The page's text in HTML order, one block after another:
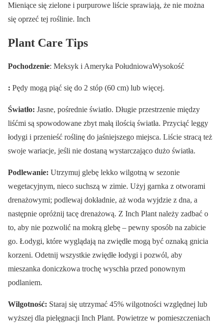
Mieniące się zielone i purpurowe liście sprawiają, że nie można
się oprzeć tej roślinie. Inch
Plant Care Tips
Pochodzenie: Meksyk i Ameryka PołudniowaWysokość
: Pędy mogą piąć się do 2 stóp (60 cm) lub więcej.
Światło: Jasne, pośrednie światło. Długie przestrzenie między
liśćmi są spowodowane zbyt małą ilością światła. Przyciąć leggy
łodygi i przenieść roślinę do jaśniejszego miejsca. Liście stracą też
swoje wariacje, jeśli nie dostaną wystarczająco dużo światła.
Podlewanie: Utrzymuj glebę lekko wilgotną w sezonie
wegetacyjnym, nieco suchszą w zimie. Użyj garnka z otworami
drenażowymi; podlewaj dokładnie, aż woda wyjdzie z dna, a
następnie opróżnij tacę drenażową. Z Inch Plant należy zadbać o
to, aby nie pozwolić na mokrą glebę – pewny sposób na zabicie
go. Łodygi, które wyglądają na zwiędłe mogą być oznaką gnicia
korzeni. Odetnij wszystkie zwiędłe łodygi i pozwól, aby
mieszanka doniczkowa trochę wyschła przed ponownym
podlaniem.
Wilgotność: Staraj się utrzymać 45% wilgotności względnej lub
wyższej dla pielęgnacji Inch Plant. Powietrze w pomieszczeniach